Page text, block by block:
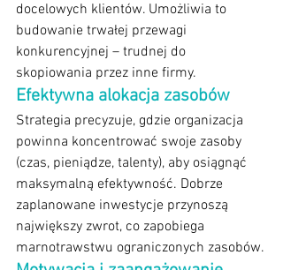
docelowych klientów. Umożliwia to
budowanie trwałej przewagi
konkurencyjnej – trudnej do
skopiowania przez inne firmy.
Efektywna alokacja zasobów
Strategia precyzuje, gdzie organizacja
powinna koncentrować swoje zasoby
(czas, pieniądze, talenty), aby osiągnąć
maksymalną efektywność. Dobrze
zaplanowane inwestycje przynoszą
największy zwrot, co zapobiega
marnotrawstwu ograniczonych zasobów.